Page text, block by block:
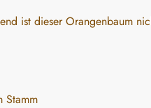
ist dieser Orangenbaum
Stamm